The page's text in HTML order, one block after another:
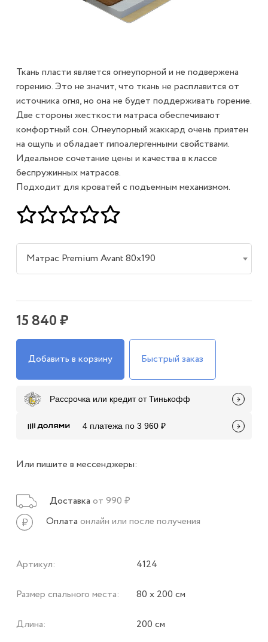
Ткань пласти является огнеупорной и не подвержена
горению. Это не значит, что ткань не расплавится от
источника огня, но она не будет поддерживать горение.
Две стороны жесткости матраса обеспечивают
комфортный сон. Огнеупорный жаккард очень приятен
на ощупь и обладает гипоалергенными свойствами.
Идеальное сочетание цены и качества в классе
беспружинных матрасов.
Подходит для кроватей с подъемным механизмом.
Матрас Premium Avant 80х190
15 840 ₽
Добавить в корзину Быстрый заказ
Рассрочка или кредит от Тинькофф
4 платежа по 3 960 ₽
Или пишите в мессенджеры:
Доставка от 990 ₽
Оплата онлайн или после получения
Артикул: 4124
Размер спального места: 80 х 200 см
Длина: 200 см